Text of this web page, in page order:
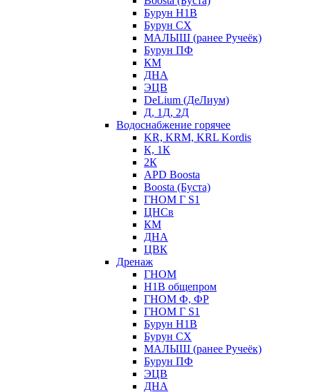
Бурун Н1В
Бурун СХ
МАЛЫШ (ранее Ручеёк)
Бурун ПФ
КМ
ДНА
ЭЦВ
DeLium (ДеЛиум)
Д, 1Д, 2Д
Водоснабжение горячее
KR, KRM, KRL Kordis
К, 1К
2К
APD Boosta
Boosta (Буста)
ГНОМ Г S1
ЦНСв
КМ
ДНА
ЦВК
Дренаж
ГНОМ
Н1В общепром
ГНОМ Ф, ФР
ГНОМ Г S1
Бурун Н1В
Бурун СХ
МАЛЫШ (ранее Ручеёк)
Бурун ПФ
ЭЦВ
ДНА